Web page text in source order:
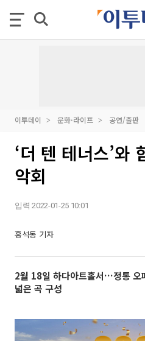
이투데이 문화·라이프 공연/출판
‘더 텐 테너스’와
악회
입력 2022-01-25 10:01
홍석동 기자
2월 18일 하다아트홀서…정통 오
넓은 곡 구성